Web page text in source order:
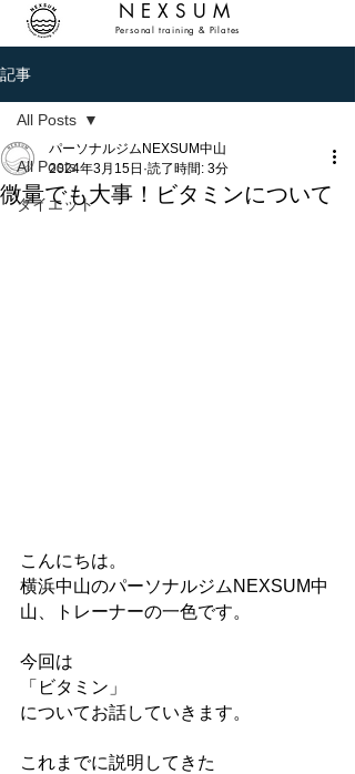
NEXSUM
Personal training & Pilates
記事
All Posts
ダイエット
All Posts
微量でも大事！ビタミンについて
パーソナルジムNEXSUM中山
2024年3月15日 読了時間: 3分
こんにちは。
横浜中山のパーソナルジムNEXSUM中
山、トレーナーの一色です。
今回は
「ビタミン」
についてお話していきます。
これまでに説明してきた